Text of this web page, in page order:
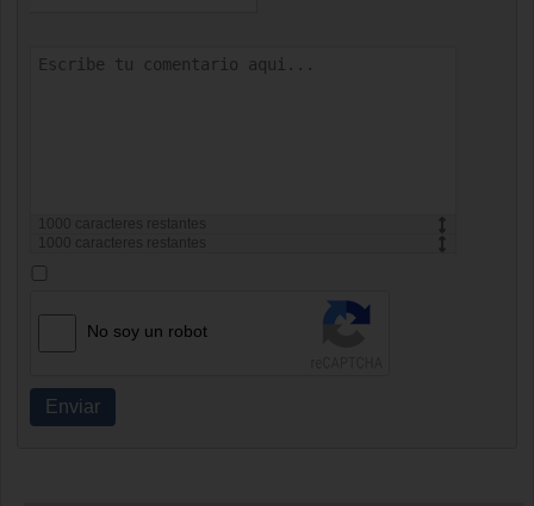
caracteres restantes
caracteres restantes
No soy un robot
Enviar